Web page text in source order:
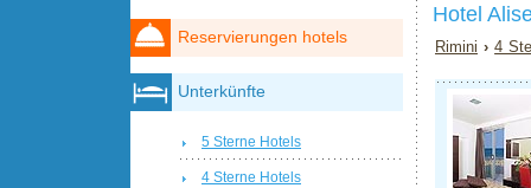
Hotel
Rimini ›4
Reservierungen hotels
Unterkünfte
5 Sterne Hotels
4 Sterne Hotels